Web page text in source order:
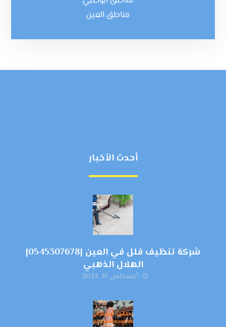
مناطق العين
أحدث الأخبار
شركة تنظيف فلل في العين |0545307678|
الهلال الذهبي
أغسطس 10, 2024